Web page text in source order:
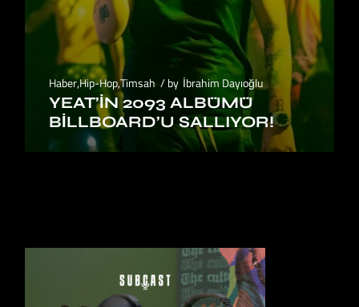
Haber,Hip-Hop,Timsah by İbrahim Dayıoğlu
YEAT’IN 2093 ALBÜMÜ
BILLBOARD’U SALLIYOR!